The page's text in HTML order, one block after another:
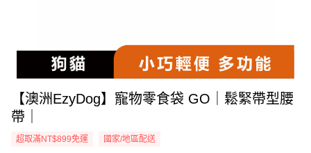
【澳洲EzyDog】寵物零食袋 GO｜鬆緊帶型腰
帶｜
超取滿NT$899免運 國家/地區配送